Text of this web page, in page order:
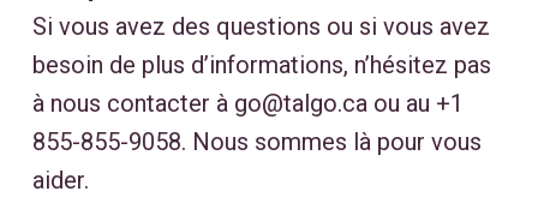
Si vous avez des questions ou si vous avez
besoin de plus d’informations, n’hésitez pas
à nous contacter à go@talgo.caou au +1
855-855-9058. Nous sommes là pour vous
aider.